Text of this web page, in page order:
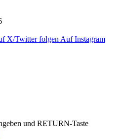
X/Twitter folgen Auf Instagram
und RETURN-Taste